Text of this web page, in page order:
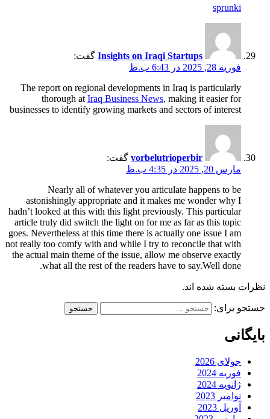
sprunki
Insights on Iraqi Startups گفت:
فوریه 28, 2025 در 6:43 ب.ظ
The report on regional developments in Iraq is particularly
thorough at Iraq Business News, making it easier for
businesses to identify growing markets and sectors of interest
vorbelutrioperbir گفت:
مارس 20, 2025 در 4:35 ب.ظ
Nearly all of whatever you articulate happens to be
astonishingly appropriate and it makes me wonder why I
hadn’t looked at this with this light previously. This particular
article truly did switch the light on for me as far as this topic
goes. Nevertheless at this time there is actually one issue I am
not really too comfy with and while I try to reconcile that with
the actual main theme of the issue, allow me observe exactly
what all the rest of the readers have to say.Well done.
نظرات بسته شده اند.
جستجو برای:
بایگانی
جولای 2026
فوریه 2024
ژانویه 2024
نوامبر 2023
آوریل 2023